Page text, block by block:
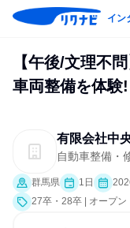
イン
【午後/文理不
車両整備を体験!
有限会社中
自動車整備・
群馬県 1日
27卒・28卒 | オープ